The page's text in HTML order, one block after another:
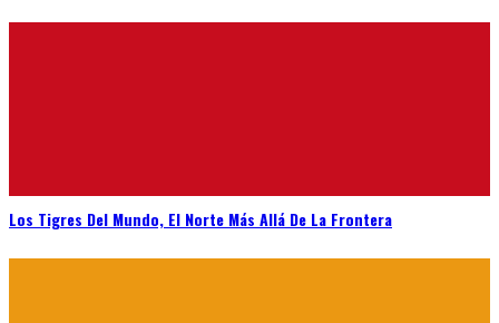
Los Tigres Del Mundo, El Norte Más Allá De La Frontera